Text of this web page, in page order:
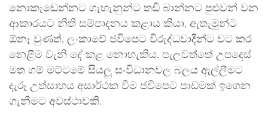
නොකැඩෙන්නට ගැහැනුන්ට තඩි බාන්නට පුළුවන් වන
ආකාරයට නීති සම්පාදනය කළාය කියා, ඇතැමුන්ට
ඕනෑ වුණත්, ලංකාවේ ජවිපෙට විරුද්ධවාදීන්ට වට කර
නෙළීම වැනි දේ කළ නොහැකිය. පැලවත්තේ උපදෙස්
මත ගම් මට්ටමේ සියලු සංවිධානවල බලය ඇල්ලීමට
දැරූ උත්සාහය අසාර්ථක වීම ජවිපෙට පාඩමක් ඉගෙන
ගැනීමට අවස්ථාවකි.